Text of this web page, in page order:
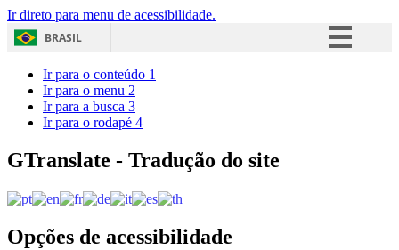
Ir direto para menu de acessibilidade.
BRASIL
Acesso à informação
Ir para o conteúdo 1
Ir para o menu 2
Ir para a busca 3
Ir para o rodapé 4
GTranslate - Tradução do site
Opções de acessibilidade